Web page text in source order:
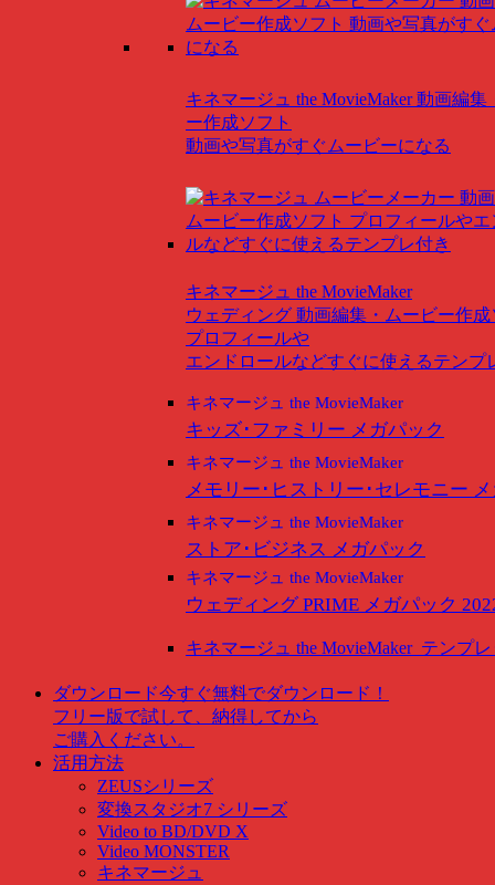
キネマージュ the MovieMaker 動画編集
ー作成ソフト
動画や写真がすぐムービーになる
キネマージュ the MovieMaker
ウェディング 動画編集・ムービー作成
プロフィールや
エンドロールなどすぐに使えるテンプ
キネマージュ the MovieMaker
キッズ･ファミリー メガパック
キネマージュ the MovieMaker
メモリー･ヒストリー･セレモニー
キネマージュ the MovieMaker
ストア･ビジネス メガパック
キネマージュ the MovieMaker
ウェディング PRIME メガパック
キネマージュ the MovieMakerテンプ
ダウンロード今すぐ無料でダウンロード！
フリー版で試して、納得してから
ご購入ください。
活用方法
ZEUSシリーズ
変換スタジオ7 シリーズ
Video to BD/DVD X
Video MONSTER
キネマージュ